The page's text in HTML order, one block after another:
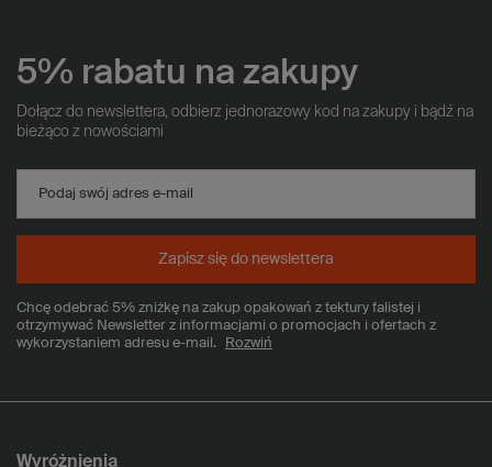
5% rabatu na zakupy
Dołącz do newslettera, odbierz jednorazowy kod na zakupy i bądź na
bieżąco z nowościami
Podaj swój adres e-mail
Chcę odebrać 5% zniżkę na zakup opakowań z tektury falistej i
otrzymywać Newsletter z informacjami o promocjach i ofertach z
wykorzystaniem adresu e-mail.
Rozwiń
Zapisz się do newslettera
Wyróżnienia